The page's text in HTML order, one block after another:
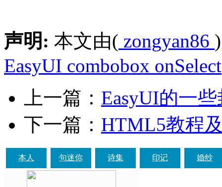
声明: 本文由( zongyan86
EasyUI combobox onSelect
上一篇： EasyUI的一
下一篇： HTML5教程
本人 句迷你 诗集 印记 婚纱